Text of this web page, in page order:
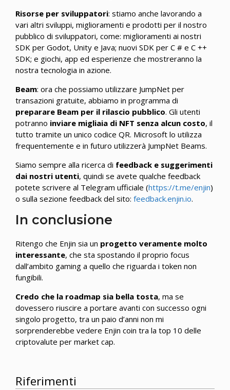
Risorse per sviluppatori: stiamo anche lavorando a
vari altri sviluppi, miglioramenti e prodotti per il nostro
pubblico di sviluppatori, come: miglioramenti ai nostri
SDK per Godot, Unity e Java; nuovi SDK per C # e C ++
SDK; e giochi, app ed esperienze che mostreranno la
nostra tecnologia in azione.
Beam: ora che possiamo utilizzare JumpNet per
transazioni gratuite, abbiamo in programma di
preparare Beam per il rilascio pubblico. Gli utenti
potranno inviare migliaia di NFT senza alcun costo, il
tutto tramite un unico codice QR. Microsoft lo utilizza
frequentemente e in futuro utilizzerà JumpNet Beams.
Siamo sempre alla ricerca di feedback e suggerimenti
dai nostri utenti, quindi se avete qualche feedback
potete scrivere al Telegram ufficiale (https://t.me/enjin)
o sulla sezione feedback del sito: feedback.enjin.io.
In conclusione
Ritengo che Enjin sia un progetto veramente molto
interessante, che sta spostando il proprio focus
dall’ambito gaming a quello che riguarda i token non
fungibili.
Credo che la roadmap sia bella tosta, ma se
dovessero riuscire a portare avanti con successo ogni
singolo progetto, tra un paio d’anni non mi
sorprenderebbe vedere Enjin coin tra la top 10 delle
criptovalute per market cap.
Riferimenti